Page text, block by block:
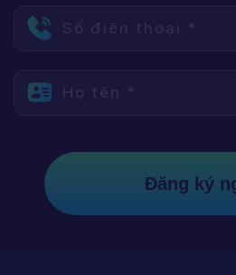
Số điện thoại *
Họ tên *
Đăng ký